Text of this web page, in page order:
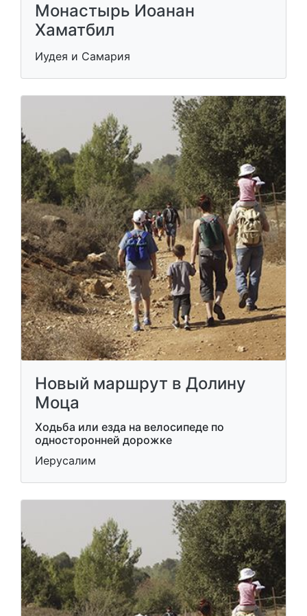
Монастырь Иоанан
Хаматбил
Иудея и Самария
Новый маршрут в Долину
Моца
Ходьба или езда на велосипеде по
односторонней дорожке
Иерусалим